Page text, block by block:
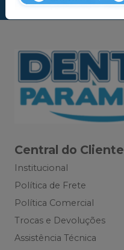
Central do Cliente
Institucional
Política de Frete
Política Comercial
Trocas e Devoluções
Assistência Técnica